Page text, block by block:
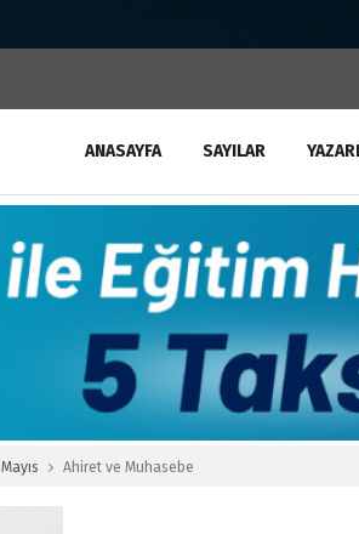
ANASAYFA SAYILAR
Ahiret ve Muhasebe